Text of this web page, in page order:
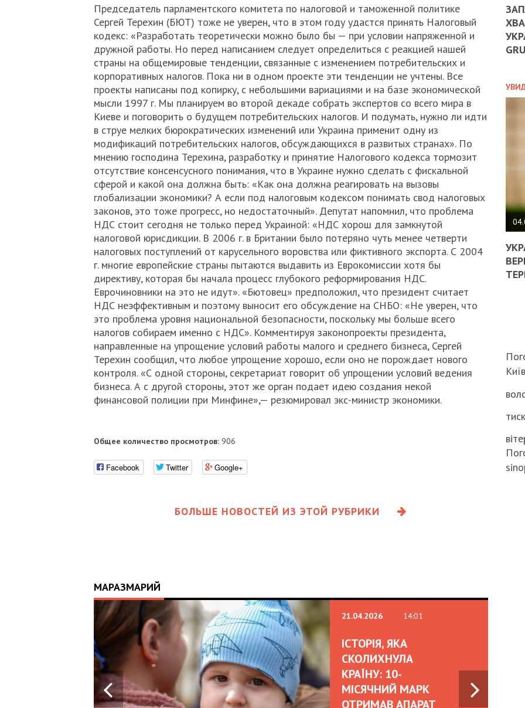
Председатель парламентского комитета по налоговой и таможенной политике
Сергей Терехин (БЮТ) тоже не уверен, что в этом году удастся принять Налоговый
кодекс: «Разработать теоретически можно было бы — при условии напряженной и
дружной работы. Но перед написанием следует определиться с реакцией нашей
страны на общемировые тенденции, связанные с изменением потребительских и
корпоративных налогов. Пока ни в одном проекте эти тенденции не учтены. Все
проекты написаны под копирку, с небольшими вариациями и на базе экономической
мысли 1997 г. Мы планируем во второй декаде собрать экспертов со всего мира в
Киеве и поговорить о будущем потребительских налогов. И подумать, нужно ли идти
в струе мелких бюрократических изменений или Украина применит одну из
модификаций потребительских налогов, обсуждающихся в развитых странах». По
мнению господина Терехина, разработку и принятие Налогового кодекса тормозит
отсутствие консенсусного понимания, что в Украине нужно сделать с фискальной
сферой и какой она должна быть: «Как она должна реагировать на вызовы
глобализации экономики? А если под налоговым кодексом понимать свод налоговых
законов, это тоже прогресс, но недостаточный». Депутат напомнил, что проблема
НДС стоит сегодня не только перед Украиной: «НДС хорош для замкнутой
налоговой юрисдикции. В 2006 г. в Британии было потеряно чуть менее четверти
налоговых поступлений от карусельного воровства или фиктивного экспорта. С 2004
г. многие европейские страны пытаются выдавить из Еврокомиссии хотя бы
директиву, которая бы начала процесс глубокого реформирования НДС.
Еврочиновники на это не идут». «Бютовец» предположил, что президент считает
НДС неэффективным и поэтому выносит его обсуждение на СНБО: «Не уверен, что
это проблема уровня национальной безопасности, поскольку мы больше всего
налогов собираем именно с НДС». Комментируя законопроекты президента,
направленные на упрощение условий работы малого и среднего бизнеса, Сергей
Терехин сообщил, что любое упрощение хорошо, если оно не порождает нового
контроля. «С одной стороны, секретариат говорит об упрощении условий ведения
бизнеса. А с другой стороны, этот же орган подает идею создания некой
финансовой полиции при Минфине»,— резюмировал экс-министр экономики.
Общее количество просмотров:906
Facebook Twitter Google+
БОЛЬШЕ НОВОСТЕЙ ИЗ ЭТОЙ РУБРИКИ
МАРАЗМАРИЙ
21.04.2026 14:01
ІСТОРІЯ, ЯКА
СКОЛИХНУЛА
КРАЇНУ: 10-
МІСЯЧНИЙ МАРК
ОТРИМАВ АПАРАТ
НА
Київ